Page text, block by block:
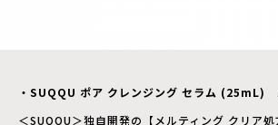
・SUQQU ポア クレンジング セラム (25mL)
＜SUQQU＞独自開発の【メルティング クリア